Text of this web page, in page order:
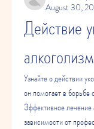
August 30,
Действие
Узнайте о действии
он помогает в борьбе
Эффективное лечение
зависимости от